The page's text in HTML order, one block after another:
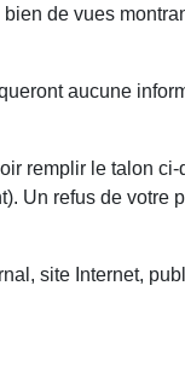
de vues
aucune
remplir le talon
Un refus de votre
site Internet,